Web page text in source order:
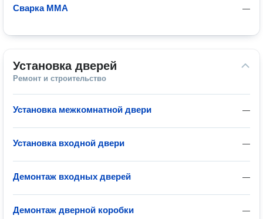
—
Сварка MMA
Установка дверей
Ремонт и строительство
—
Установка межкомнатной двери
—
Установка входной двери
—
Демонтаж входных дверей
—
Демонтаж дверной коробки